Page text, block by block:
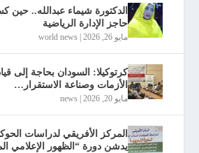
الدكتورة شيماء عبدالله.. حين
حاجز الإدارة الرياضية
مايو 26, 2026 world news
كرتوكيلا: السودان بحاجة إلى
الأزمات وصناعة الاستقرار…
مايو 20, 2026 news
المركز الأفريقي لدراسات
يدشن دورة “الظهور الإعلامي